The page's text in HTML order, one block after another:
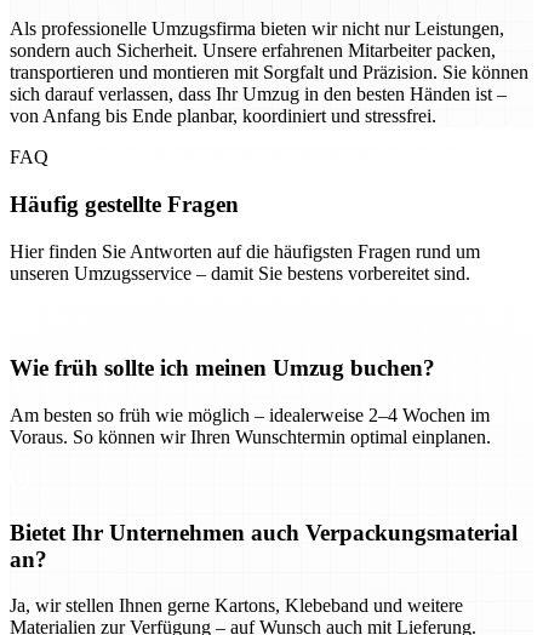
Als professionelle Umzugsfirma bieten wir nicht nur Leistungen,
sondern auch Sicherheit. Unsere erfahrenen Mitarbeiter packen,
transportieren und montieren mit Sorgfalt und Präzision. Sie können
sich darauf verlassen, dass Ihr Umzug in den besten Händen ist –
von Anfang bis Ende planbar, koordiniert und stressfrei.
FAQ
Häufig gestellte Fragen
Hier finden Sie Antworten auf die häufigsten Fragen rund um
unseren Umzugsservice – damit Sie bestens vorbereitet sind.
Wie früh sollte ich meinen Umzug buchen?
Am besten so früh wie möglich – idealerweise 2–4 Wochen im
Voraus. So können wir Ihren Wunschtermin optimal einplanen.
Bietet Ihr Unternehmen auch Verpackungsmaterial
an?
Ja, wir stellen Ihnen gerne Kartons, Klebeband und weitere
Materialien zur Verfügung – auf Wunsch auch mit Lieferung.